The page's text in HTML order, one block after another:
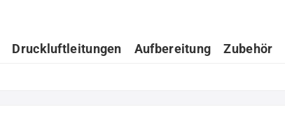
Druckluftleitungen Aufbereitung Zubehör